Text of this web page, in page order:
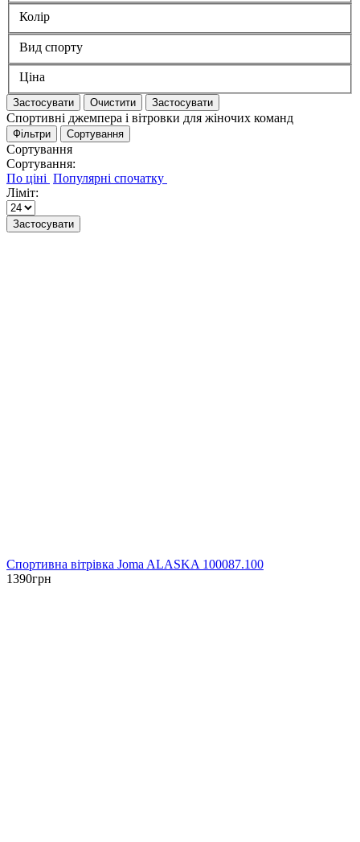
Колір
Вид спорту
Ціна
Застосувати Очистити Застосувати
Спортивні джемпера і вітровки для жіночих команд
Фільтри Сортування
Сортування
Сортування:
Ліміт:
Застосувати
Спортивна вітрівка Joma ALASKA 100087.100
1390грн